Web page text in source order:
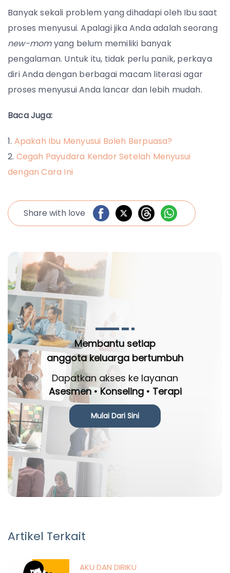
Banyak sekali problem yang dihadapi oleh Ibu saat
proses menyusui. Apalagi jika Anda adalah seorang
new-momyang belum memiliki banyak
pengalaman. Untuk itu, tidak perlu panik, perkaya
diri Anda dengan berbagai macam literasi agar
proses menyusui Anda lancar dan lebih mudah.
Baca Juga:
Apakah Ibu Menyusui Boleh Berpuasa?
Cegah Payudara Kendor Setelah Menyusui
dengan Cara Ini
Share with love
Membantu setiap
anggota keluarga bertumbuh
Dapatkan akses ke layanan
Asesmen • Konseling • Terapi
Mulai Dari Sini
Artikel Terkait
AKU DAN DIRIKU